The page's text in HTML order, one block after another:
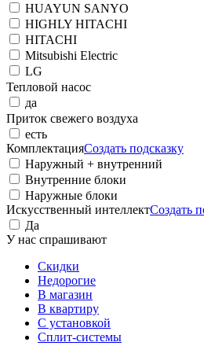
HUAYUN SANYO
HIGHLY HITACHI
HITACHI
Mitsubishi Electric
LG
Тепловой насос
да
Приток свежего воздуха
есть
КомплектацияСоздать подсказку
Наружный + внутренний
Внутренние блоки
Наружные блоки
Искусственный интеллектСоздать
Да
У нас спрашивают
Cкидки
Недорогие
В магазин
В квартиру
С установкой
Сплит-системы